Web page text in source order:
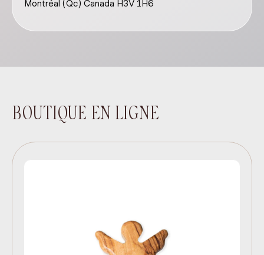
Montréal (Qc) Canada H3V 1H6
BOUTIQUE EN LIGNE